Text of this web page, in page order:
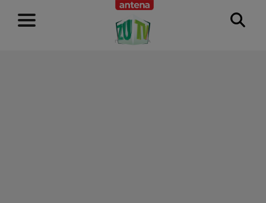
RECLAMĂ